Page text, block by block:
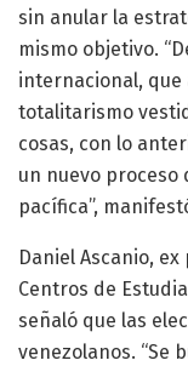
sin anular la
mismo objetivo.
internacional, que
totalitarismo
cosas, con lo
un nuevo proceso
pacífica”,
Daniel Ascanio,
Centros de
señaló que las
venezolanos. “Se